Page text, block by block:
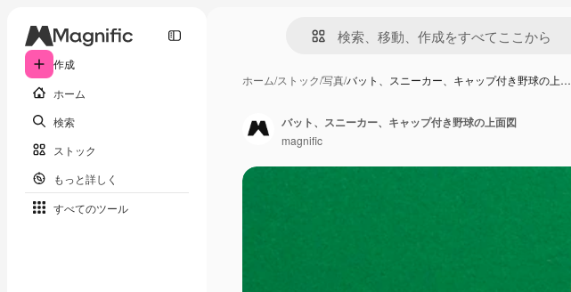
作成
ホーム
検索
ストック
もっと詳しく
すべてのツール
ホーム/ストック/写真/バット、スニーカー、キャップ付き野球の上…
バット、スニーカー、キャップ付き野球の上面図
magnific